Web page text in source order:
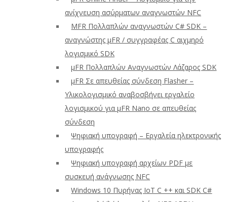
ανίχνευση ασύρματων αναγνωστών NFC
ΜFR Πολλαπλών αναγνωστών C# SDK –
αναγνώστης μFR / συγγραφέας C αιχμηρό
λογισμικό SDK
μFR Πολλαπλών Αναγνωστών Λάζαρος SDK
μFR Σε απευθείας σύνδεση Flasher –
Υλικολογισμικό αναβοσβήνει εργαλείο
λογισμικού για μFR Nano σε απευθείας
σύνδεση
Ψηφιακή υπογραφή – Εργαλεία ηλεκτρονικής
υπογραφής
Ψηφιακή υπογραφή αρχείων PDF με
συσκευή ανάγνωσης NFC
Windows 10 Πυρήνας IoT C ++ και SDK C#